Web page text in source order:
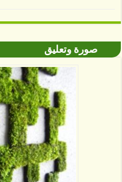
صورة وتعليق